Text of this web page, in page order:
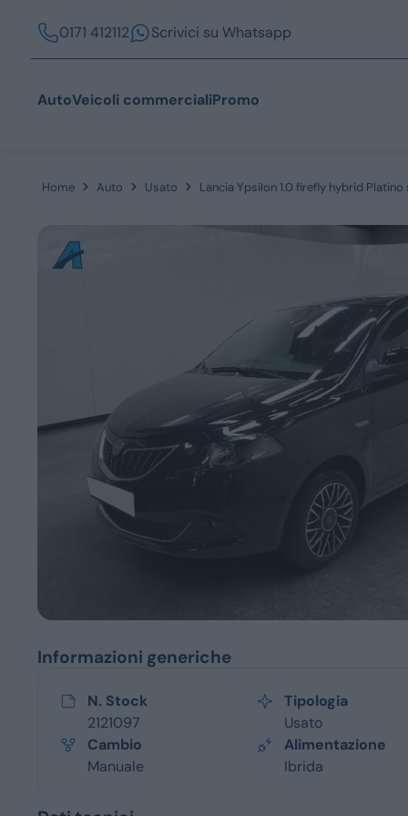
0171 412112 Scrivici su Whatsapp
AutoVeicoli commercialiPromo
Servizi
Home Auto Usato Lancia Ypsilon 1.0 firefly hybrid
Informazioni generiche
N. Stock
2121097
Tipologia
Usato
Cambio
Manuale
Alimentazione
Ibrida